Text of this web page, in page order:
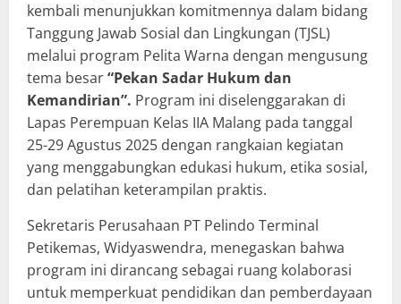
kembali menunjukkan komitmennya dalam bidang
Tanggung Jawab Sosial dan Lingkungan (TJSL)
melalui program Pelita Warna dengan mengusung
tema besar“Pekan Sadar Hukum dan
Kemandirian”. Program ini diselenggarakan di
Lapas Perempuan Kelas IIA Malang pada tanggal
25-29 Agustus 2025 dengan rangkaian kegiatan
yang menggabungkan edukasi hukum, etika sosial,
dan pelatihan keterampilan praktis.
Sekretaris Perusahaan PT Pelindo Terminal
Petikemas, Widyaswendra, menegaskan bahwa
program ini dirancang sebagai ruang kolaborasi
untuk memperkuat pendidikan dan pemberdayaan